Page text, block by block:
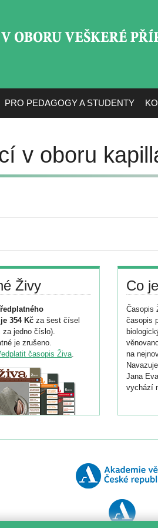
PRO PEDAGOGY A STUDENTY
v oboru
Živy
354 Kč za šest čísel
jedno číslo).
je zrušeno.
časopis Živa.
Co
Časopis
časopis
na
Jana
vychází